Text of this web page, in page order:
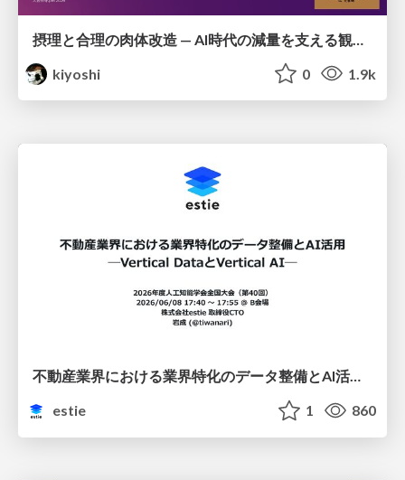
kiyoshi
0 1.9k
不動産業界における業界特化のデータ整備とAI活用 ─Vertical DataとVertical AI─
estie
1 860